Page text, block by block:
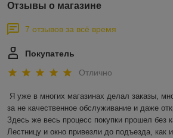
Отзывы о магазине
7 отзывов за всё время
Покупатель
Отлично
Я уже в многих магазинах делал заказы,
за не качественное обслуживание и даже
Здесь же весь процесс покупки прошел без
Лестницу и окно привезли до подъезда, как